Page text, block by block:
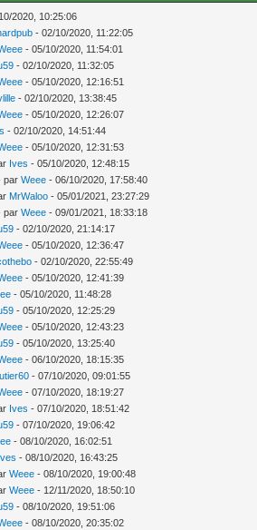
2020, 10:25:06
- 02/10/2020, 11:22:05
- 05/10/2020, 11:54:01
- 02/10/2020, 11:32:05
- 05/10/2020, 12:16:51
- 02/10/2020, 13:38:45
- 05/10/2020, 12:26:07
- 02/10/2020, 14:51:44
- 05/10/2020, 12:31:53
Ives - 05/10/2020, 12:48:15
parWeee - 06/10/2020, 17:58:40
MrWaloo - 05/01/2021, 23:27:29
parWeee - 09/01/2021, 18:33:18
- 02/10/2020, 21:14:17
- 05/10/2020, 12:36:47
- 02/10/2020, 22:55:49
- 05/10/2020, 12:41:39
- 05/10/2020, 11:48:28
- 05/10/2020, 12:25:29
- 05/10/2020, 12:43:23
- 05/10/2020, 13:25:40
- 06/10/2020, 18:15:35
- 07/10/2020, 09:01:55
- 07/10/2020, 18:19:27
Ives - 07/10/2020, 18:51:42
- 07/10/2020, 19:06:42
- 08/10/2020, 16:02:51
- 08/10/2020, 16:43:25
Weee - 08/10/2020, 19:00:48
Weee - 12/11/2020, 18:50:10
- 08/10/2020, 19:51:06
- 08/10/2020, 20:35:02